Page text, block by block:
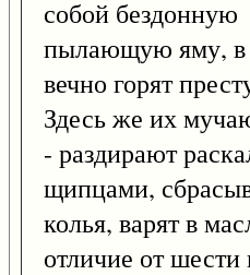
собой бездонную
пылающую яму, в
вечно горят
Здесь же их
- раздирают
щипцами,
колья, варят в
отличие от шести